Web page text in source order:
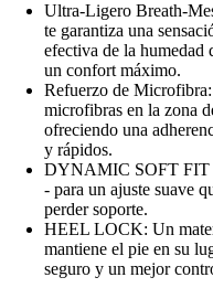
Ultra-Ligero Breath-
te garantiza una
efectiva de la humedad
un confort máximo.
Refuerzo de
microfibras en la zona
ofreciendo una
y rápidos.
DYNAMIC SOFT FIT
- para un ajuste suave
perder soporte.
HEEL LOCK: Un
mantiene el pie en su
seguro y un mejor